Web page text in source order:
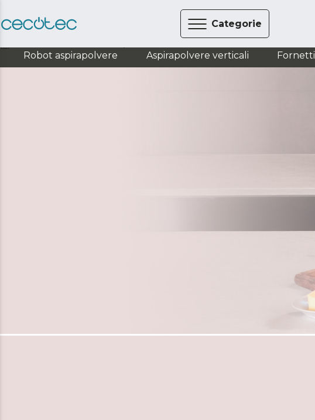
Categorie
Robot aspirapolvere Aspirapolvere verticali Fornetti